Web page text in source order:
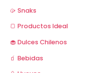
🥠 Snaks
🍞 Productos Ideal
🧁 Dulces Chilenos
🧃 Bebidas